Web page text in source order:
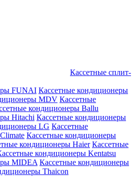
Кассетные сплит-
FUNAI Кассетные кондиционеры
MDV Кассетные
кондиционеры Ballu
Hitachi Кассетные кондиционеры
LG Кассетные
Кассетные кондиционеры
кондиционеры Haier Кассетные
кондиционеры Kentatsu
MIDEA Кассетные кондиционеры
Thaicon